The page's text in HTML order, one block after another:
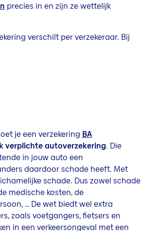
precies in en zijn ze wettelijk
verschilt per verzekeraar. Bij
je een verzekering BA
verplichte autoverzekering. Die
in jouw auto een
daardoor schade heeft. Met
schade. Dus zowel schade
medische kosten, de
… De wet biedt wel extra
zoals voetgangers, fietsers en
in een verkeersongeval met een